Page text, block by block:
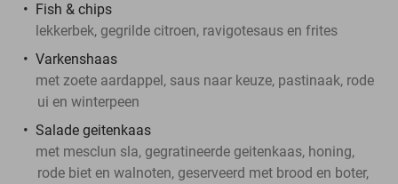
Fish & chips
lekkerbek, gegrilde citroen, ravigotesaus en frites
Varkenshaas
met zoete aardappel, saus naar keuze, pastinaak, rode
ui en winterpeen
Salade geitenkaas
met mesclun sla, gegratineerde geitenkaas, honing,
rode biet en walnoten, geserveerd met brood en boter,